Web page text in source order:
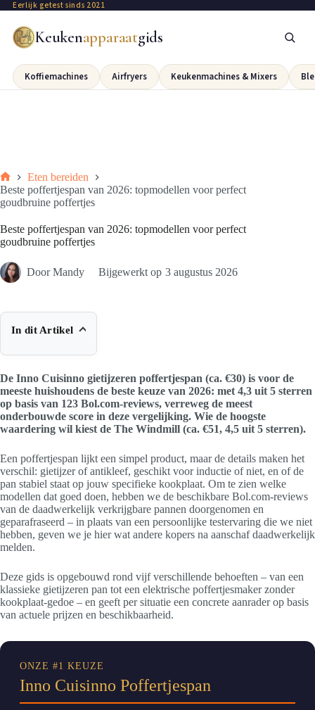
Eerlijk getest sinds 2021
Keukenapparaatgids
Koffiemachines Airfryers Keukenmachines & Mixers
Eten bereiden
Beste poffertjespan van 2026: topmodellen voor perfect
goudbruine poffertjes
Beste poffertjespan van 2026: topmodellen voor perfect
goudbruine poffertjes
Door Mandy Bijgewerkt op 3 augustus 2026
In dit Artikel
De Inno Cuisinno gietijzeren poffertjespan (ca. €30) is voor de
meeste huishoudens de beste keuze van 2026: met 4,3 uit 5 sterren
op basis van 123 Bol.com-reviews, verreweg de meest
onderbouwde score in deze vergelijking. Wie de hoogste
waardering wil kiest de The Windmill (ca. €51, 4,5 uit 5 sterren).
Een poffertjespan lijkt een simpel product, maar de details maken het
verschil: gietijzer of antikleef, geschikt voor inductie of niet, en of de
pan stabiel staat op jouw specifieke kookplaat. Om te zien welke
modellen dat goed doen, hebben we de beschikbare Bol.com-reviews
van de daadwerkelijk verkrijgbare pannen doorgenomen en
geparafraseerd – in plaats van een persoonlijke testervaring die we niet
hebben, geven we je hier wat andere kopers na aanschaf daadwerkelijk
melden.
Deze gids is opgebouwd rond vijf verschillende behoeften – van een
klassieke gietijzeren pan tot een elektrische poffertjesmaker zonder
kookplaat-gedoe – en geeft per situatie een concrete aanrader op basis
van actuele prijzen en beschikbaarheid.
ONZE #1 KEUZE
Inno Cuisinno Poffertjespan